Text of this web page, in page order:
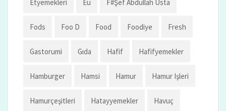
Etyemekleri Eu F#şef Abdullah Usta
Fods Foo D Food Foodiye Fresh
Gastorumi Gıda Hafif Hafifyemekler
Hamburger Hamsi Hamur Hamur Işleri
Hamurçeşitleri Hatayyemekler Havuç